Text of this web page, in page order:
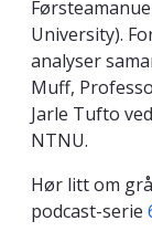
University).
analyser
Muff,
Jarle Tufto
NTNU.
Hør litt om
podcast-serie